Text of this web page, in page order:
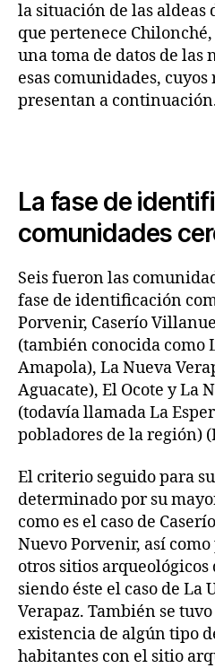
la situación de las
que pertenece
una toma de datos de las
esas comunidades, cuyos
presentan a
La fase de
comunidades
Seis fueron las
fase de identificación
Porvenir, Caserío
(también conocida como
Amapola), La Nueva
Aguacate), El Ocote y La
(todavía llamada La
pobladores de la región)
El criterio seguido para
determinado por su
como es el caso de
Nuevo Porvenir, así
otros sitios
siendo éste el caso de La
Verapaz. También se
existencia de algún tipo
habitantes con el sitio